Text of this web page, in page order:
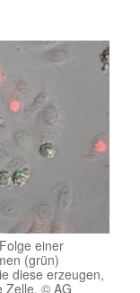
einer
(grün)
diese erzeugen,
Zelle. © AG